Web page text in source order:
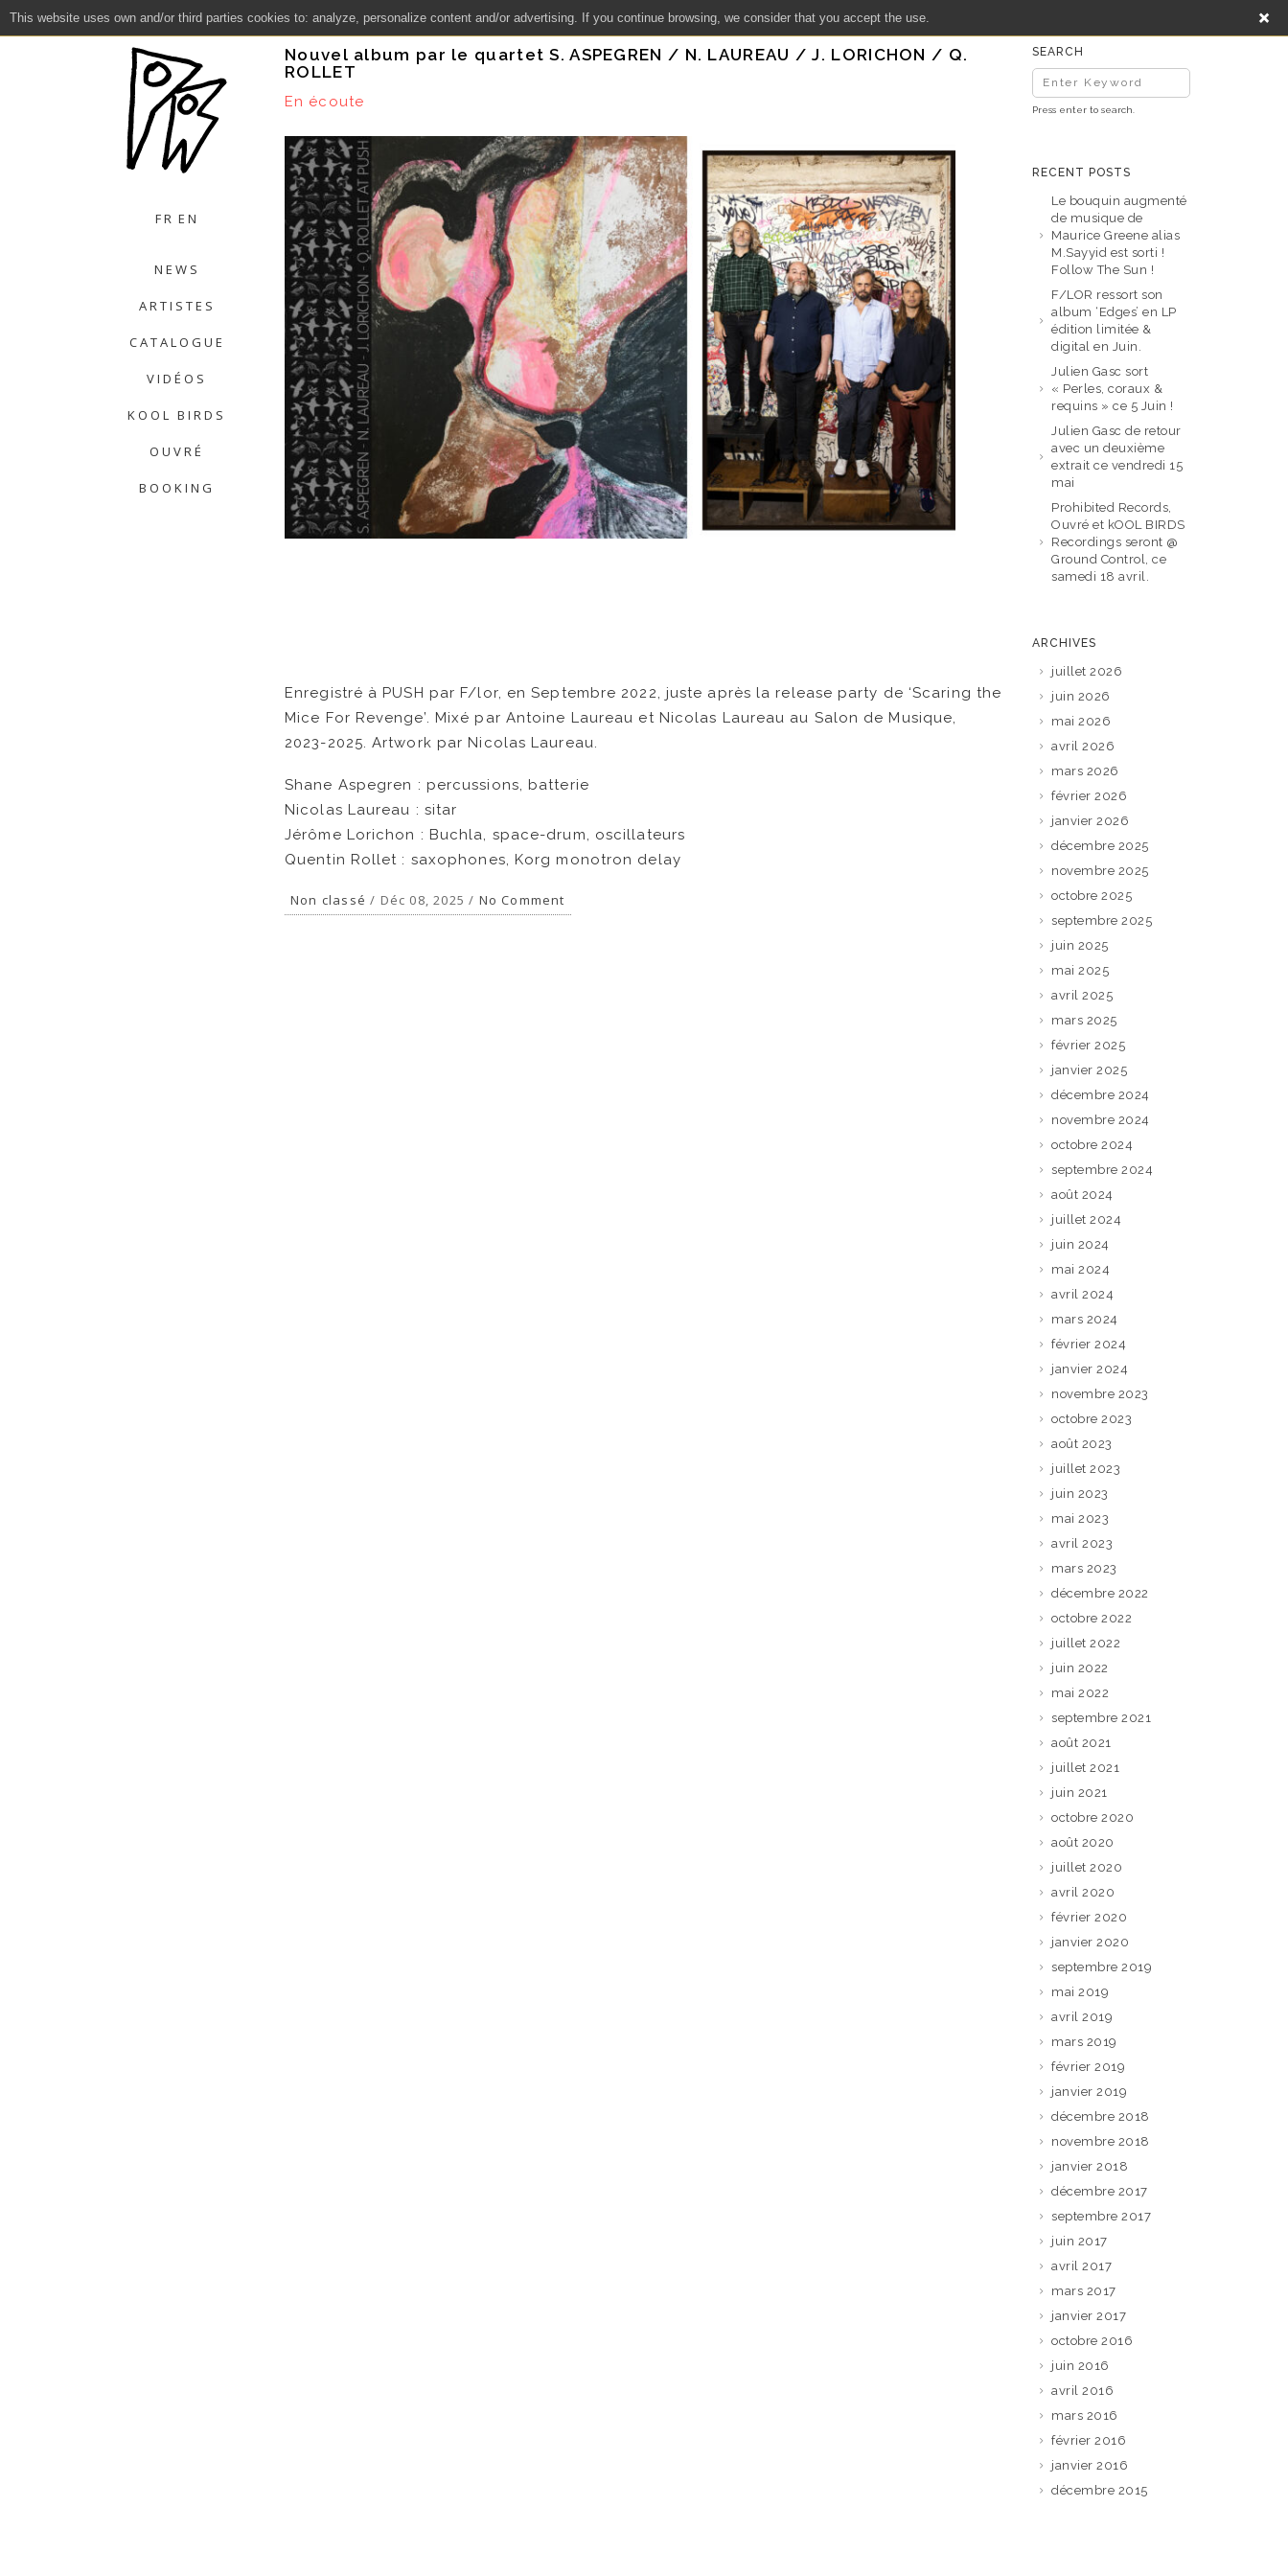
This website uses own and/or third parties cookies to: analyze, personalize content and/or advertising. If you continue browsing, we consider that you accept the use.
Close
FR EN
NEWS
ARTISTES
CATALOGUE
VIDÉOS
KOOL BIRDS
OUVRÉ
BOOKING
Nouvel album par le quartet S. ASPEGREN / N. LAUREAU / J. LORICHON / Q.
ROLLET
En écoute
Enregistré à PUSH par F/lor, en Septembre 2022, juste après la release party de ‘Scaring the
Mice For Revenge’. Mixé par Antoine Laureau et Nicolas Laureau au Salon de Musique,
2023-2025. Artwork par Nicolas Laureau.
Shane Aspegren : percussions, batterie
Nicolas Laureau : sitar
Jérôme Lorichon : Buchla, space-drum, oscillateurs
Quentin Rollet : saxophones, Korg monotron delay
Non classé / Déc 08, 2025 / No Comment
SEARCH
Press enter to search.
RECENT POSTS
Le bouquin augmenté
de musique de
Maurice Greene alias
M.Sayyid est sorti !
Follow The Sun !
F/LOR ressort son
album ‘Edges’ en LP
édition limitée &
digital en Juin.
Julien Gasc sort
« Perles, coraux &
requins » ce 5 Juin !
Julien Gasc de retour
avec un deuxième
extrait ce vendredi 15
mai
Prohibited Records,
Ouvré et kOOL BIRDS
Recordings seront @
Ground Control, ce
samedi 18 avril.
ARCHIVES
juillet 2026
juin 2026
mai 2026
avril 2026
mars 2026
février 2026
janvier 2026
décembre 2025
novembre 2025
octobre 2025
septembre 2025
juin 2025
mai 2025
avril 2025
mars 2025
février 2025
janvier 2025
décembre 2024
novembre 2024
octobre 2024
septembre 2024
août 2024
juillet 2024
juin 2024
mai 2024
avril 2024
mars 2024
février 2024
janvier 2024
novembre 2023
octobre 2023
août 2023
juillet 2023
juin 2023
mai 2023
avril 2023
mars 2023
décembre 2022
octobre 2022
juillet 2022
juin 2022
mai 2022
septembre 2021
août 2021
juillet 2021
juin 2021
octobre 2020
août 2020
juillet 2020
avril 2020
février 2020
janvier 2020
septembre 2019
mai 2019
avril 2019
mars 2019
février 2019
janvier 2019
décembre 2018
novembre 2018
janvier 2018
décembre 2017
septembre 2017
juin 2017
avril 2017
mars 2017
janvier 2017
octobre 2016
juin 2016
avril 2016
mars 2016
février 2016
janvier 2016
décembre 2015